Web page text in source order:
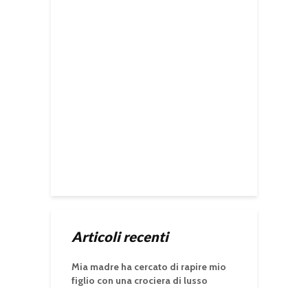
Articoli recenti
Mia madre ha cercato di rapire mio
figlio con una crociera di lusso